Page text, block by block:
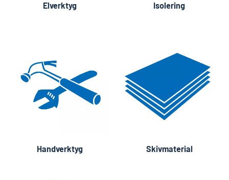
Elverktyg Isolering
Handverktyg Skivmaterial